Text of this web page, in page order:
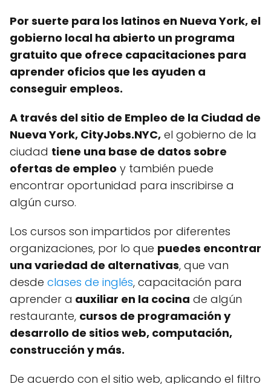
Por suerte para los latinos en Nueva York, el
gobierno local ha abierto un programa
gratuito que ofrece capacitaciones para
aprender oficios que les ayuden a
conseguir empleos.
A través del sitio de Empleo de la Ciudad de
Nueva York, CityJobs.NYC, el gobierno de la
ciudad tiene una base de datos sobre
ofertas de empleo y también puede
encontrar oportunidad para inscribirse a
algún curso.
Los cursos son impartidos por diferentes
organizaciones, por lo que puedes encontrar
una variedad de alternativas, que van
desde clases de inglés, capacitación para
aprender a auxiliar en la cocina de algún
restaurante, cursos de programación y
desarrollo de sitios web, computación,
construcción y más.
De acuerdo con el sitio web, aplicando el filtro